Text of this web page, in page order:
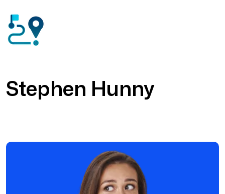
Stephen Hunny